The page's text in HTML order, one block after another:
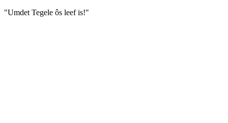
"Umdet Tegele ôs leef is!"